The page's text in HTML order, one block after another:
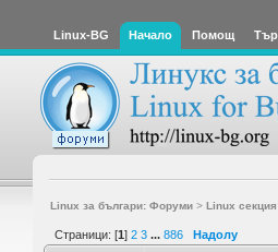
Linux-BG Начало Помощ
Linux за българи: Форуми> Linux
Страници: [1] 2 3 ... 886 Надолу